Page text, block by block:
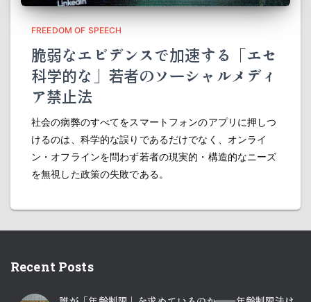
FREEDOM OF SPEECH
脆弱なエビデンスで加速する「エセ
科学的な」若者のソーシャルメディ
ア禁止法
社会の病弊のすべてをスマートフォンのアプリに押しつ
けるのは、科学的な誤りであるだけでなく、オンライ
ン・オフラインを問わず若者の現実的・構造的なニーズ
を無視した政策の失敗である。
Recent Posts